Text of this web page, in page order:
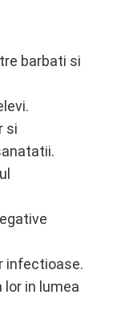
barbati si
si
infectioase.
lor in lumea